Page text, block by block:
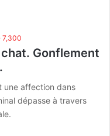
7,300
Gonflement
une affection dans
dépasse à travers